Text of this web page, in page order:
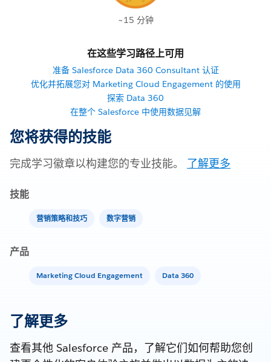
~15 分钟
在这些学习路径上可用
准备 Salesforce Data 360 Consultant 认证
优化并拓展您对 Marketing Cloud Engagement 的使用
探索 Data 360
在整个 Salesforce 中使用数据见解
您将获得的技能
完成学习徽章以构建您的专业技能。 了解更多
技能
营销策略和技巧 数字营销
产品
Marketing Cloud Engagement Data 360
了解更多
查看其他 Salesforce 产品，了解它们如何帮助您创